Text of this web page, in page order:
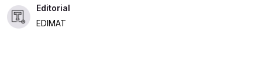
Editorial
EDIMAT